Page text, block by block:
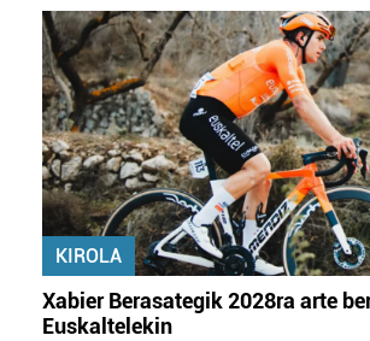
KIROLA
Xabier Berasategik 2028ra arte
Euskaltelekin